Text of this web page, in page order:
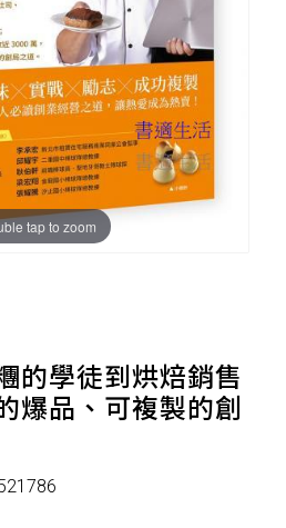
tap to zoom
的學徒到烘焙銷售
爆品、可複製的創